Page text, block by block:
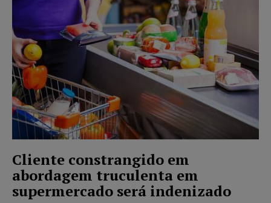
Cliente constrangido em
abordagem truculenta em
supermercado será indenizado